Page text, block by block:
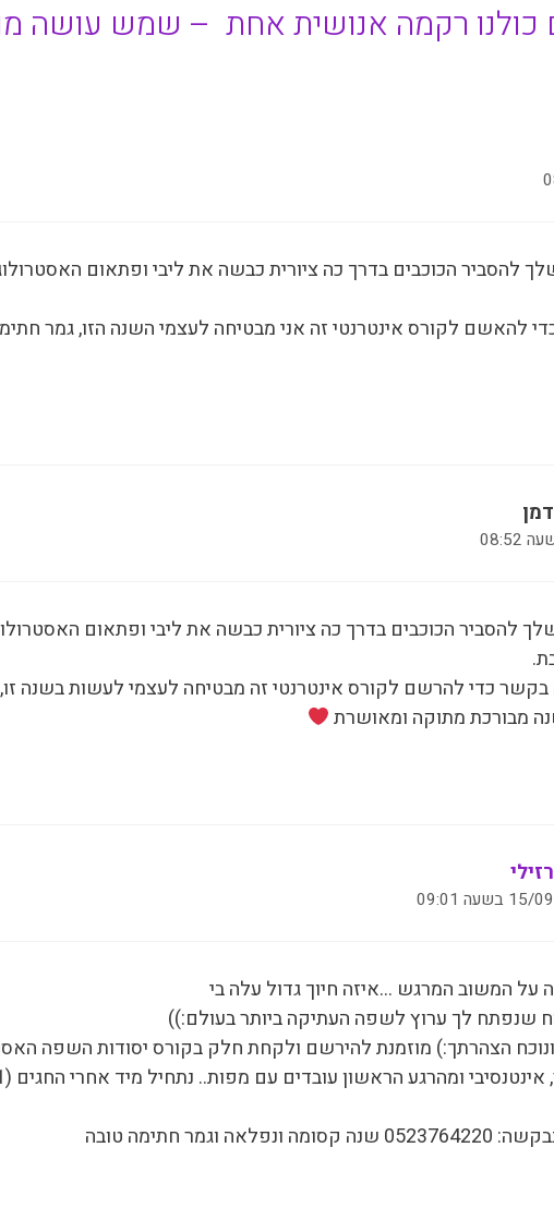
כולנו רקמה אנושית אחת – שמש עושה
להסביר הכוכבים בדרך כה ציורית כבשה את ליבי ופתאום
להאשם לקורס אינטרנטי זה אני מבטיחה לעצמי השנה הזו, גמר
להסביר הכוכבים בדרך כה ציורית כבשה את ליבי ופתאום
בקשר כדי להרשם לקורס אינטרנטי זה מבטיחה לעצמי לעשות בשנה זו,
מבורכת מתוקה ומאושרת
09:01
על המשוב המרגש …איזה חיוך גדול עלה בי
שנפתח לך ערוץ לשפה העתיקה ביותר בעולם:))
הצהרתך:) מוזמנת להירשם ולקחת חלק בקורס יסודות השפה
וגמר חתימה טובה